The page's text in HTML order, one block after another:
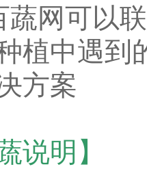
蔬网可以
植中遇到
方案
说明】